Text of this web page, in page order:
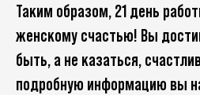
Таким образом, 21 день
женскому счастью! Вы
быть, а не казаться,
подробную информацию вы